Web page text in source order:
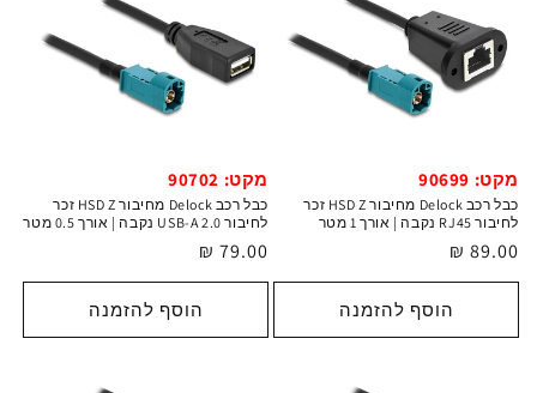
מקט: 90699
כבל רכב Delock מחיבור HSD Z זכר
לחיבור RJ45 נקבה | אורך 1 מטר
מחיר
רגיל
89.00 ₪
הוסף להזמנה
מקט: 90702
כבל רכב Delock מחיבור HSD Z זכר
לחיבור USB-A 2.0 נקבה | אורך 0.5 מטר
מחיר
רגיל
79.00 ₪
הוסף להזמנה